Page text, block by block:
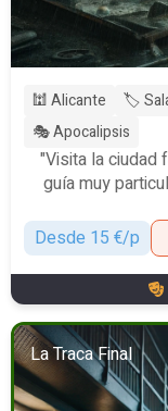
🕍 Alicante 🏷️
🎭 Apocalipsis
"Visita la ciudad
guía muy
Desde 15 €/p
La Traca Final